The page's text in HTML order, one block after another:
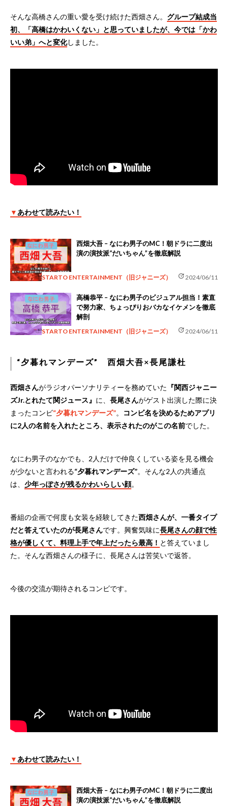
そんな高橋さんの重い愛を受け続けた西畑さん。 グループ結成当
初、「高橋はかわいくない」と思っていましたが、今では「かわ
いい弟」へと変化しました。
▼ あわせて読みたい！
西畑大吾 – なにわ男子のMC！朝ドラに二度出
演の演技派“だいちゃん”を徹底解説
STARTO ENTERTAINMENT（旧ジャニーズ） update2024/06/11
高橋恭平 – なにわ男子のビジュアル担当！素直
で努力家、ちょっぴりおバカなイケメンを徹底
解剖
STARTO ENTERTAINMENT（旧ジャニーズ） update2024/06/11
“夕暮れマンデーズ” 西畑大吾×長尾謙杜
西畑さんがラジオパーソナリティーを務めていた 『関西ジャニー
ズJr.とれたて関ジュース』 に、 長尾さんがゲスト出演した際に決
まったコンビ“夕暮れマンデーズ”。
コンビ名を決めるためアプリ
に2人の名前を入れたところ、表示されたのがこの名前でした。
なにわ男子のなかでも、2人だけで仲良くしている姿を見る機会
が少ないと言われる“夕暮れマンデーズ”。そんな2人の共通点
は、 少年っぽさが残るかわいらしい顔。
番組の企画で何度も女装を経験してきた西畑さんが、一番タイプ
だと答えていたのが長尾さんです。興奮気味に長尾さんの顔で性
格が優しくて、料理上手で年上だったら最高！ と答えていまし
た。そんな西畑さんの様子に、長尾さんは苦笑いで返答。
今後の交流が期待されるコンビです。
▼ あわせて読みたい！
西畑大吾 – なにわ男子のMC！朝ドラに二度出
演の演技派“だいちゃん”を徹底解説